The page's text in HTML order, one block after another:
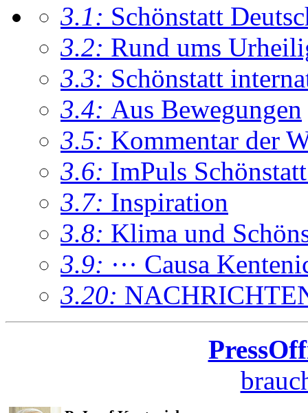
3.1: Schönstatt
3.2: Rund ums
3.3: Schönstatt
3.4: Aus Bewegungen
3.5: Kommentar der
3.6: ImPuls
3.7: Inspiration
3.8: Klima und
3.9: ··· Causa
3.20: